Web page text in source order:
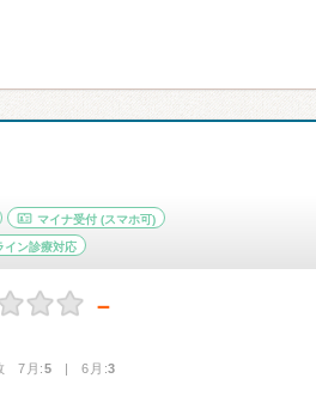
マイナ受付 (スマホ可)
イン診療対応
－
7月:5 | 6月:3